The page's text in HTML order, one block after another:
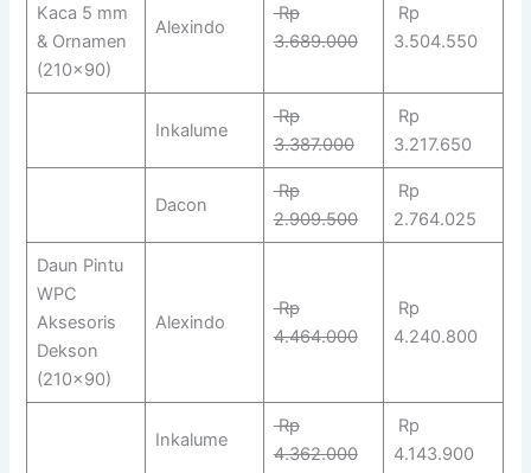
Kaca 5 mm
& Ornamen
(210×90)
Alexindo
Rp
3.689.000
Rp
3.504.550
Inkalume
Rp
3.387.000
Rp
3.217.650
Dacon
Rp
2.909.500
Rp
2.764.025
Daun Pintu
WPC
Aksesoris
Dekson
(210×90)
Alexindo
Rp
4.464.000
Rp
4.240.800
Inkalume
Rp
4.362.000
Rp
4.143.900